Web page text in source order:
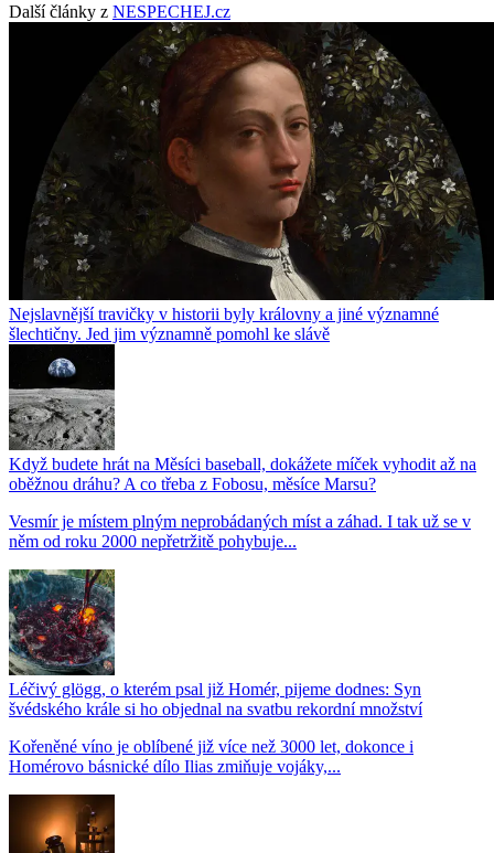
Další články z NESPECHEJ.cz
Nejslavnější travičky v historii byly královny a jiné významné
šlechtičny. Jed jim významně pomohl ke slávě
Když budete hrát na Měsíci baseball, dokážete míček vyhodit až na
oběžnou dráhu? A co třeba z Fobosu, měsíce Marsu?
Vesmír je místem plným neprobádaných míst a záhad. I tak už se v
něm od roku 2000 nepřetržitě pohybuje...
Léčivý glögg, o kterém psal již Homér, pijeme dodnes: Syn
švédského krále si ho objednal na svatbu rekordní množství
Kořeněné víno je oblíbené již více než 3000 let, dokonce i
Homérovo básnické dílo Ilias zmiňuje vojáky,...